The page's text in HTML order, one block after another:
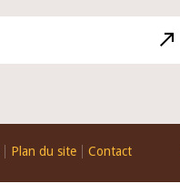
Plan du site Contact